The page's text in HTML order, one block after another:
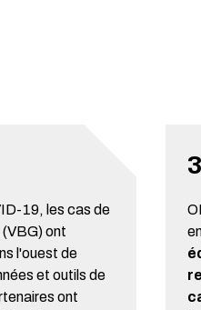
19, les cas de
ont
l'ouest de
et outils de
ont
3